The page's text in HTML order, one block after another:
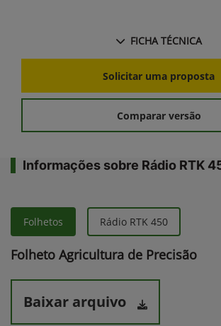
FICHA TÉCNICA
Solicitar uma proposta
Comparar versão
Informações sobre Rádio RTK
Folhetos Rádio RTK 450
Folheto Agricultura de Precisão
Baixar arquivo